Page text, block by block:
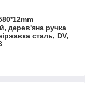
дерев'яна ручка
сталь, DV,